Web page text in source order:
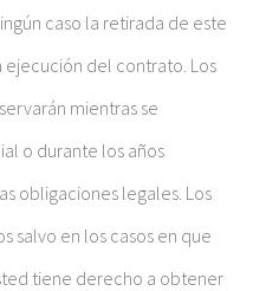
caso la retirada de este
del contrato. Los
mientras se
o durante los años
obligaciones legales. Los
salvo en los casos en que
tiene derecho a obtener